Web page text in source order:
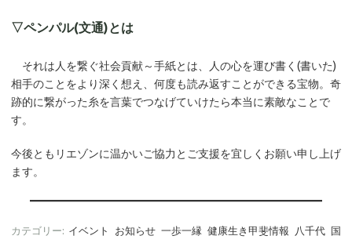
▽ペンパル(文通)とは
それは人を繋ぐ社会貢献～手紙とは、人の心を運び書く(書いた)
相手のことをより深く想え、何度も読み返すことができる宝物。奇
跡的に繋がった糸を言葉でつなげていけたら本当に素敵なことで
す。
今後ともリエゾンに温かいご協力とご支援を宜しくお願い申し上げ
ます。
カテゴリー: イベント お知らせ 一歩一縁 健康生き甲斐情報 八千代
国